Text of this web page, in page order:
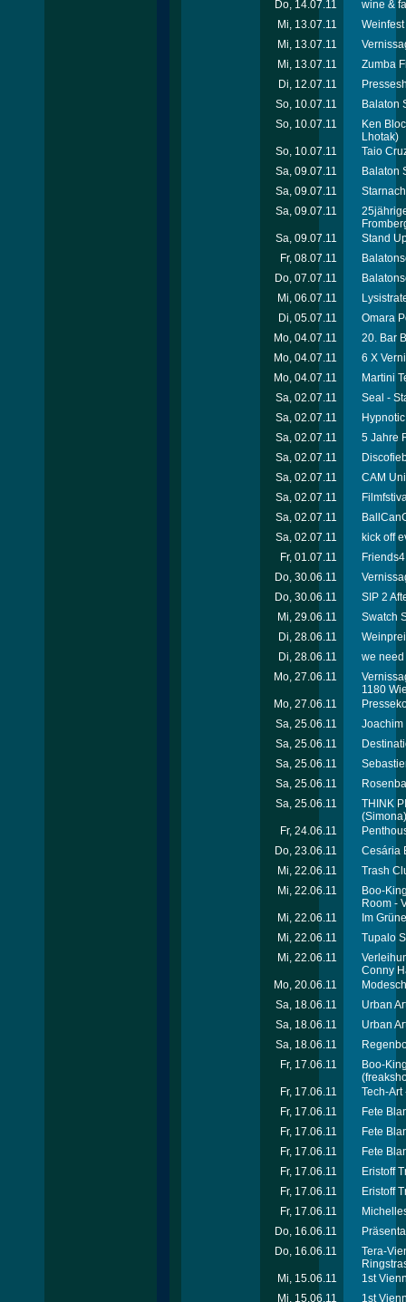
Do, 14.07.11
wine &
Mi, 13.07.11
Mi, 13.07.11
Mi, 13.07.11
Zumba
Di, 12.07.11
So, 10.07.11
Balaton
So, 10.07.11
Ken
Lhotak)
So, 10.07.11
Taio
Sa, 09.07.11
Balaton
Sa, 09.07.11
Sa, 09.07.11
Sa, 09.07.11
Stand
Fr, 08.07.11
Do, 07.07.11
Mi, 06.07.11
Di, 05.07.11
Omara
Mo, 04.07.11
20. Bar
Mo, 04.07.11
6 X
Mo, 04.07.11
Martini
Sa, 02.07.11
Seal -
Sa, 02.07.11
Sa, 02.07.11
5 Jahre
Sa, 02.07.11
Sa, 02.07.11
CAM
Sa, 02.07.11
Sa, 02.07.11
Sa, 02.07.11
kick off
Fr, 01.07.11
Do, 30.06.11
Do, 30.06.11
SIP 2
Mi, 29.06.11
Swatch
Di, 28.06.11
Di, 28.06.11
we
Mo, 27.06.11
1180
Mo, 27.06.11
Sa, 25.06.11
Joachim
Sa, 25.06.11
Sa, 25.06.11
Sa, 25.06.11
Sa, 25.06.11
THINK
(Simona)
Fr, 24.06.11
Do, 23.06.11
Cesária
Mi, 22.06.11
Trash
Mi, 22.06.11
Boo-
Room -
Mi, 22.06.11
Im
Mi, 22.06.11
Tupalo
Mi, 22.06.11
Conny
Mo, 20.06.11
Sa, 18.06.11
Urban
Sa, 18.06.11
Urban
Sa, 18.06.11
Fr, 17.06.11
Boo-
Fr, 17.06.11
Tech-
Fr, 17.06.11
Fete
Fr, 17.06.11
Fete
Fr, 17.06.11
Fete
Fr, 17.06.11
Eristoff
Fr, 17.06.11
Eristoff
Fr, 17.06.11
Do, 16.06.11
Do, 16.06.11
Tera-
Mi, 15.06.11
1st
Mi, 15.06.11
1st